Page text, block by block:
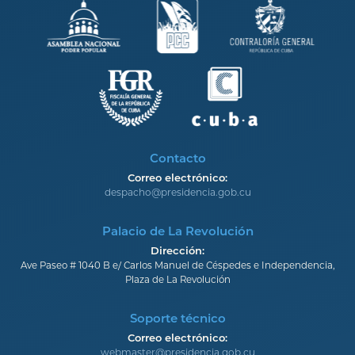
Contacto
Correo electrónico:
despacho@presidencia.gob.cu
Palacio de La Revolución
Dirección:
Ave Paseo # 1040 B e/ Carlos Manuel de Céspedes e Independencia,
Plaza de La Revolución
Soporte técnico
Correo electrónico:
webmaster@presidencia.gob.cu